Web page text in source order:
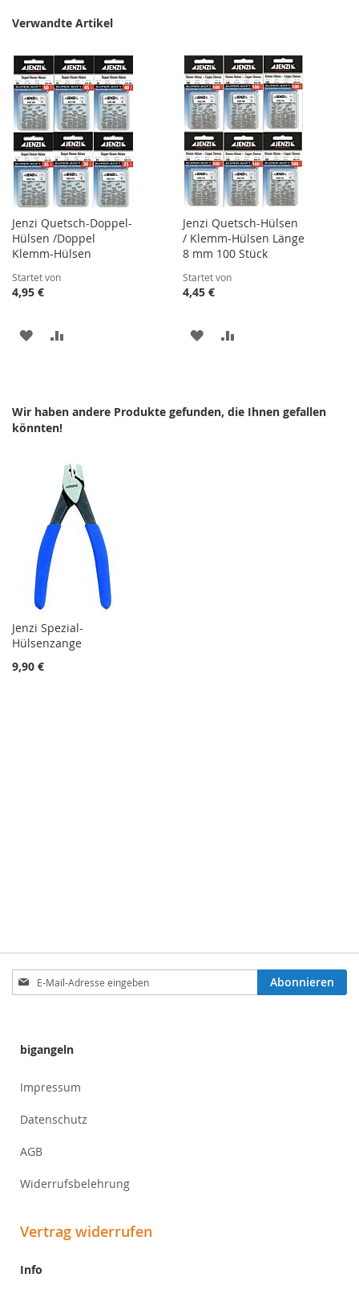
Verwandte Artikel
Jenzi Quetsch-Doppel-
Hülsen /Doppel
Klemm-Hülsen
Startet von
4,95 €
ZUR
Jenzi Quetsch-Hülsen
/ Klemm-Hülsen Länge
8 mm 100 Stück
Startet von
4,45 €
ZUR
Wir haben andere Produkte gefunden, die Ihnen gefallen
könnten!
Jenzi Spezial-
Hülsenzange
9,90 €
Anmeldung
zum
Abonnieren
bigangeln
Impressum
Datenschutz
AGB
Widerrufsbelehrung
Vertrag widerrufen
Info